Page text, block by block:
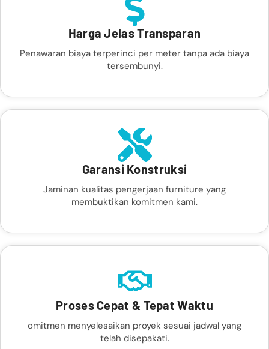
Harga Jelas Transparan
Penawaran biaya terperinci per meter tanpa ada biaya
tersembunyi.
Garansi Konstruksi
Jaminan kualitas pengerjaan furniture yang
membuktikan komitmen kami.
Proses Cepat & Tepat Waktu
omitmen menyelesaikan proyek sesuai jadwal yang
telah disepakati.